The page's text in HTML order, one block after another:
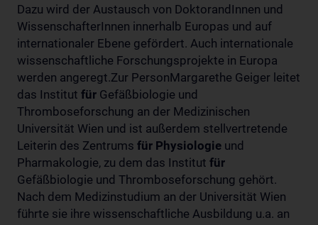
Dazu wird der Austausch von DoktorandInnen und
WissenschafterInnen innerhalb Europas und auf
internationaler Ebene gefördert. Auch internationale
wissenschaftliche Forschungsprojekte in Europa
werden angeregt.Zur PersonMargarethe Geiger leitet
das Institut für Gefäßbiologie und
Thromboseforschung an der Medizinischen
Universität Wien und ist außerdem stellvertretende
Leiterin des Zentrums für Physiologie und
Pharmakologie, zu dem das Institut für
Gefäßbiologie und Thromboseforschung gehört.
Nach dem Medizinstudium an der Universität Wien
führte sie ihre wissenschaftliche Ausbildung u.a. an